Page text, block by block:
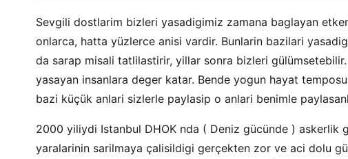
Sevgili dostlarim bizleri yasadigimiz zamana baglayan
onlarca, hatta yüzlerce anisi vardir. Bunlarin bazilari
da sarap misali tatlilastirir, yillar sonra bizleri
yasayan insanlara deger katar. Bende yogun hayat
bazi küçük anlari sizlerle paylasip o anlari benimle
2000 yiliydi Istanbul DHOK nda ( Deniz gücünde ) askerlik
yaralarinin sarilmaya çalisildigi gerçekten zor ve aci dolu